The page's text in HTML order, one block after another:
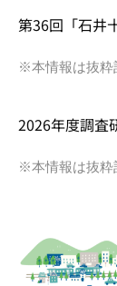
第36回「石井
※本情報は抜粋
2026年度調査
※本情報は抜粋